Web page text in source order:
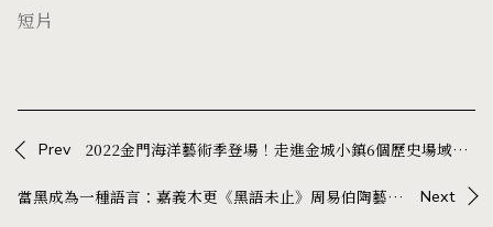
短片
Prev 2022金門海洋藝術季登場！走進金城小鎮6個歷史場域、8間在地店家欣賞裝置藝術
當黑成為一種語言：嘉義木更《黑語未止》周易伯陶藝展，在器物中展開與生活的對話 Next